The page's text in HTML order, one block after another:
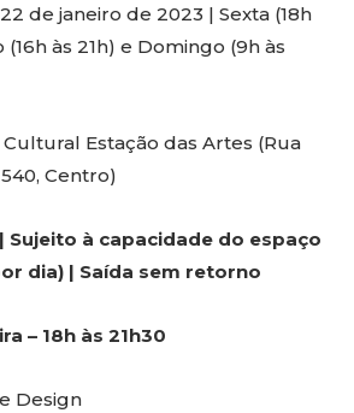
22 de janeiro de 2023 | Sexta (18h
(16h às 21h) e Domingo (9h às
Estação das Artes (Rua
Centro)
Sujeito à capacidade do espaço
dia) | Saída sem retorno
– 18h às 21h30
Design